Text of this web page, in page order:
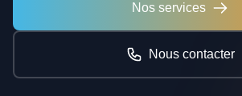
Nos services
Nous contacter